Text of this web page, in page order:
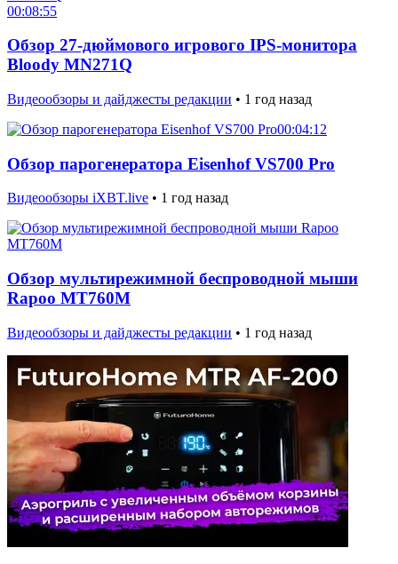
00:08:55
Обзор 27-дюймового игрового IPS-монитора
Bloody MN271Q
Видеообзоры и дайджесты редакции • 1 год назад
00:04:12
Обзор парогенератора Eisenhof VS700 Pro
Видеообзоры iXBT.live • 1 год назад
Обзор мультирежимной беспроводной мыши
Rapoo MT760M
Видеообзоры и дайджесты редакции • 1 год назад